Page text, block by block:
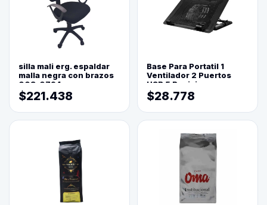
silla mali erg. espaldar
malla negra con brazos
003-0794
$221.438
Base Para Portatil 1
Ventilador 2 Puertos
USB 5 Posiciones
$28.778